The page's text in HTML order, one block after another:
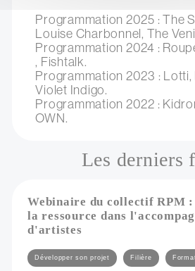
Programmation 2025 : The
Louise Charbonnel, The
Programmation 2024 :
, Fishtalk.
Programmation 2023 : Lotti,
Violet Indigo.
Programmation 2022 :
OWN.
Les derniers
Webinaire du collectif RPM :
la ressource dans
d'artistes
Catégories
Développer son projet Filière